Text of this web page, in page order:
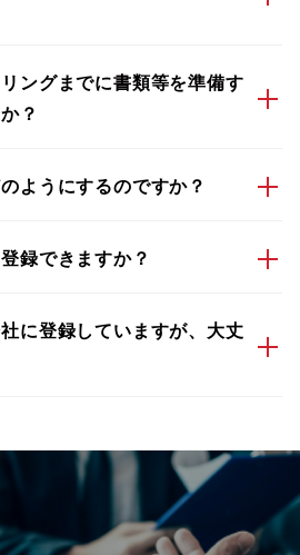
ングまでに書類等を準備す
？
ようにするのですか？
録できますか？
に登録していますが、大丈